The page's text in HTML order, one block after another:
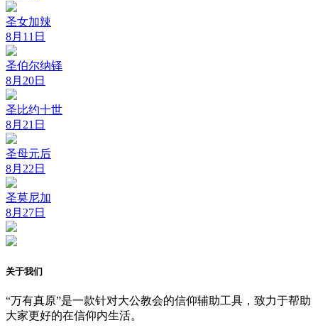
圣女加辣
8月11日
圣伯尔纳铎
8月20日
圣比约十世
8月21日
圣母元后
8月22日
圣莫尼加
8月27日
关于我们
“万有真原”是一款针对大公教会的信仰辅助工具，致力于帮助
大家更好的在信仰内生活。